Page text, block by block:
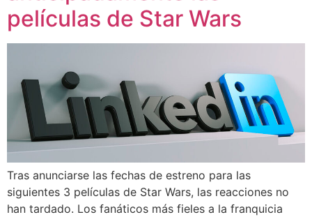
películas de Star Wars
Tras anunciarse las fechas de estreno para las
siguientes 3 películas de Star Wars, las reacciones no
han tardado. Los fanáticos más fieles a la franquicia